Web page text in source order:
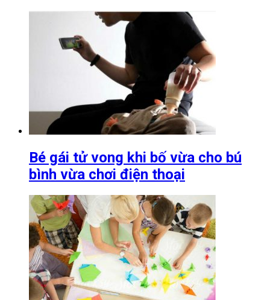
Bé gái tử vong khi bố vừa cho bú
bình vừa chơi điện thoại